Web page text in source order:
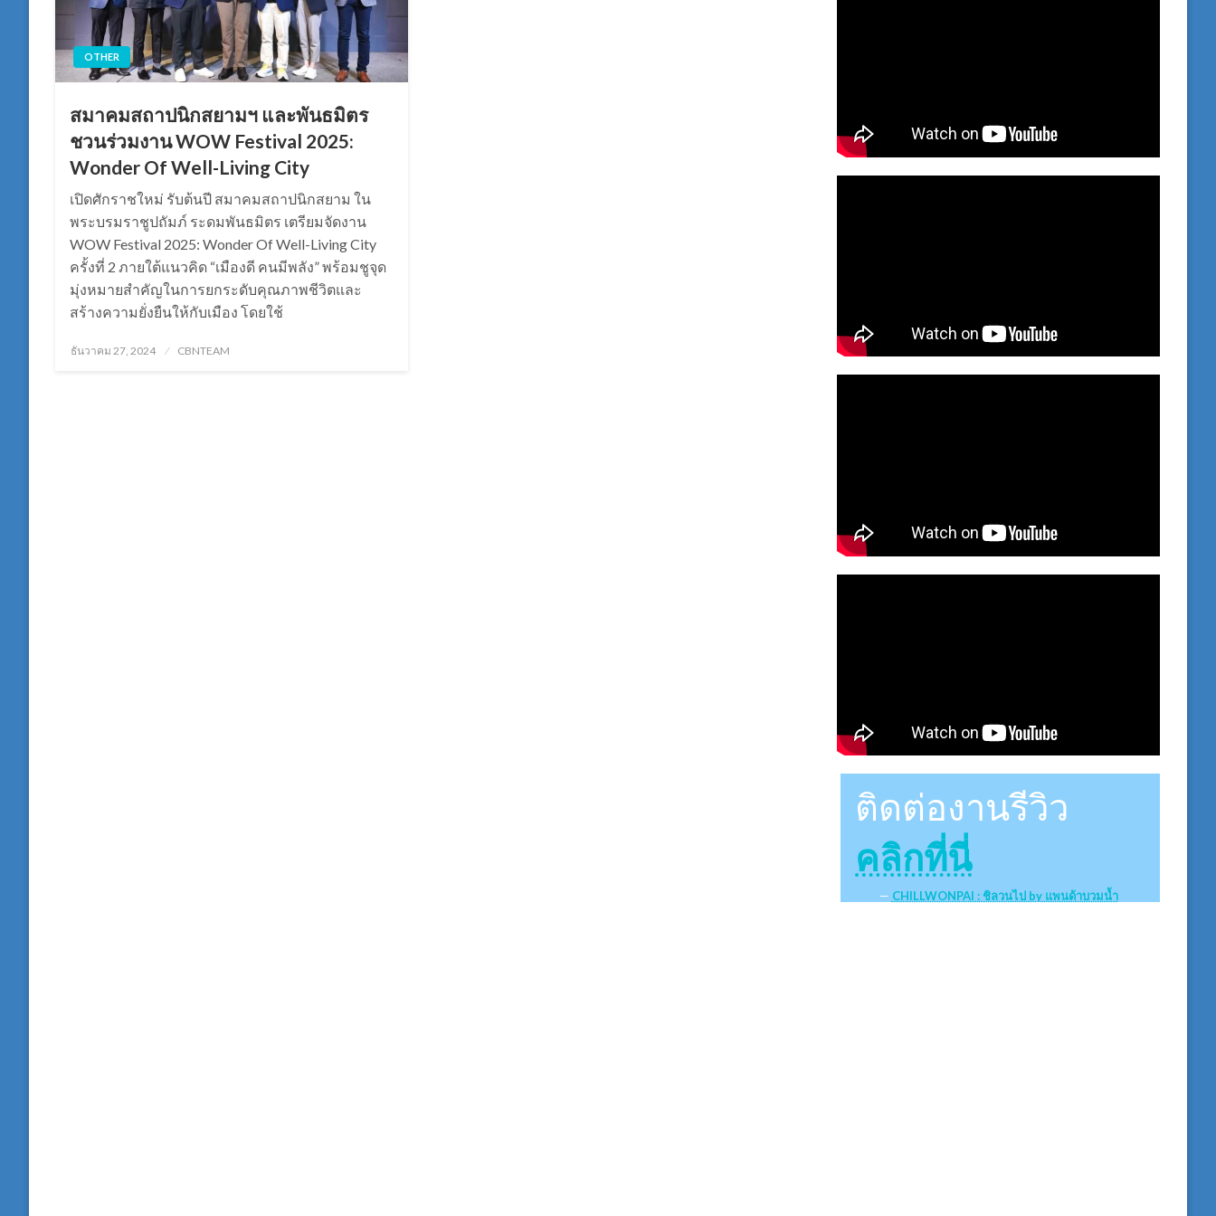
OTHER
สมาคมสถาปนิกสยามฯ และพันธมิตร
ชวนร่วมงาน WOW Festival 2025:
Wonder Of Well-Living City
เปิดศักราชใหม่ รับต้นปี สมาคมสถาปนิกสยาม ใน
พระบรมราชูปถัมภ์ ระดมพันธมิตร เตรียมจัดงาน
WOW Festival 2025: Wonder Of Well-Living City
ครั้งที่ 2 ภายใต้แนวคิด “เมืองดี คนมีพลัง” พร้อมชูจุด
มุ่งหมายสำคัญในการยกระดับคุณภาพชีวิตและ
สร้างความยั่งยืนให้กับเมือง โดยใช้
Posted
ธันวาคม 27, 2024 CBNTEAM
ติดต่องานรีวิว
คลิกที่นี่
CHILLWONPAI : ชิลวนไป by แพนด้าบวมน้ำ